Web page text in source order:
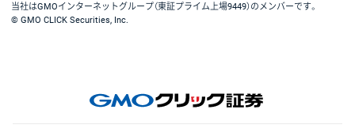
当社はGMOインターネットグループ（東証プライム上場9449）のメンバーです。
© GMO CLICK Securities, Inc.